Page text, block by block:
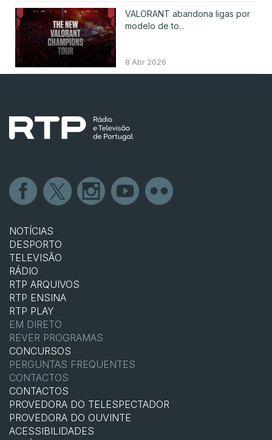
VALORANT abandona ligas por
modelo de to...
8 Abr 2026
NOTÍCIAS
DESPORTO
TELEVISÃO
RÁDIO
RTP ARQUIVOS
RTP ENSINA
RTP PLAY
EM DIRETO
REVER PROGRAMAS
CONCURSOS
PERGUNTAS FREQUENTES
CONTACTOS
CONTACTOS
PROVEDORA DO TELESPECTADOR
PROVEDORA DO OUVINTE
ACESSIBILIDADES